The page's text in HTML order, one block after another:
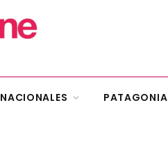
NACIONALES PATAGONIA